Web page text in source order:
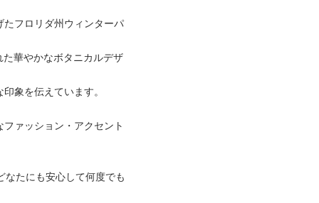
フロリダ州ウィンターパ
華やかなボタニカルデザ
象を伝えています。
ァッション・アクセント
たにも安心して何度でも